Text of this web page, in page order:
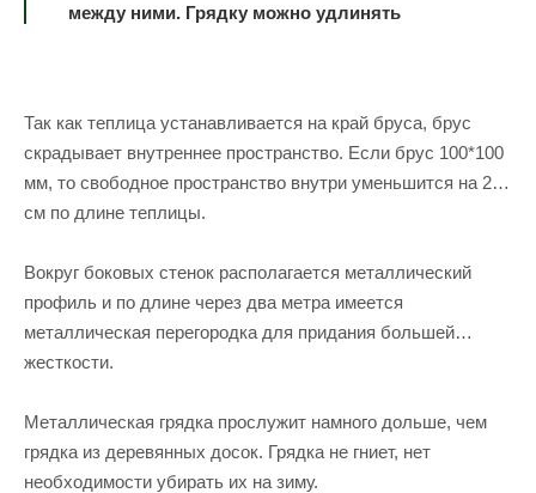
между ними. Грядку можно удлинять
Так как теплица устанавливается на край бруса, брус
скрадывает внутреннее пространство. Если брус 100*100
мм, то свободное пространство внутри уменьшится на 20
см по длине теплицы.
Вокруг боковых стенок располагается металлический
профиль и по длине через два метра имеется
металлическая перегородка для придания большей
жесткости.
Металлическая грядка прослужит намного дольше, чем
грядка из деревянных досок. Грядка не гниет, нет
необходимости убирать их на зиму.